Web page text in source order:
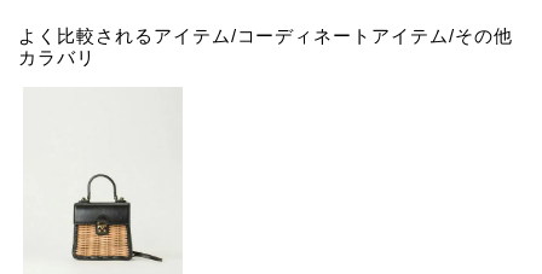
よく比較されるアイテム/コーディネートアイテム/その他
カラバリ